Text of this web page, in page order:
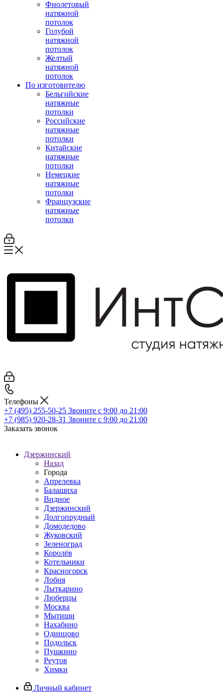
Фиолетовый
натяжной
потолок
Голубой
натяжной
потолок
Желтый
натяжной
потолок
По изготовителю
Бельгийские
натяжные
потолки
Российские
натяжные
потолки
Китайские
натяжные
потолки
Немецкие
натяжные
потолки
Французские
натяжные
потолки
Телефоны
+7 (495) 255-50-25 Звоните с 9:00 до 21:00
+7 (985) 920-28-31 Звоните с 9:00 до 21:00
Заказать звонок
Дзержинский
Назад
Города
Апрелевка
Балашиха
Видное
Дзержинский
Долгопрудный
Домодедово
Жуковский
Зеленоград
Королёв
Котельники
Красногорск
Лобня
Лыткарино
Люберцы
Москва
Мытищи
Нахабино
Одинцово
Подольск
Пушкино
Реутов
Химки
Личный кабинет